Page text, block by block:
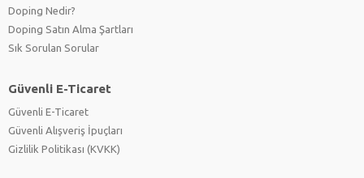
Doping Nedir?
Doping Satın Alma Şartları
Sık Sorulan Sorular
Güvenli E-Ticaret
Güvenli E-Ticaret
Güvenli Alışveriş İpuçları
Gizlilik Politikası (KVKK)